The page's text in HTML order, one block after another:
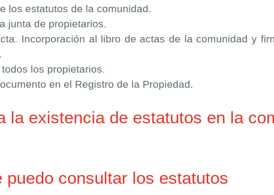
los estatutos de la comunidad.
junta de propietarios.
Incorporación al libro de actas de la comunidad y
los propietarios.
en el Registro de la Propiedad.
la existencia de estatutos en la
puedo consultar los estatutos